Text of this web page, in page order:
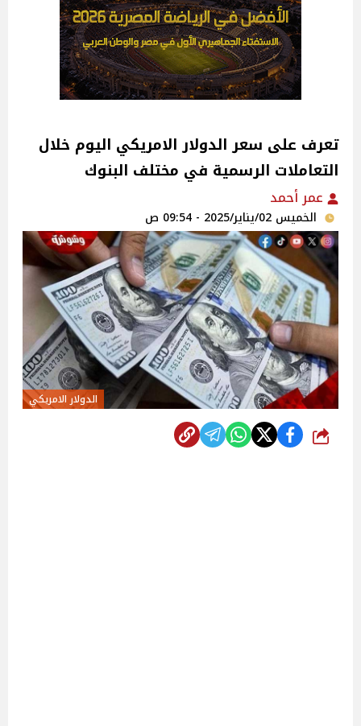
تعرف على سعر الدولار الامريكي اليوم خلال
التعاملات الرسمية في مختلف البنوك
عمر أحمد
الخميس 02/يناير/2025 - 09:54 ص
الدولار الامريكي
شارك